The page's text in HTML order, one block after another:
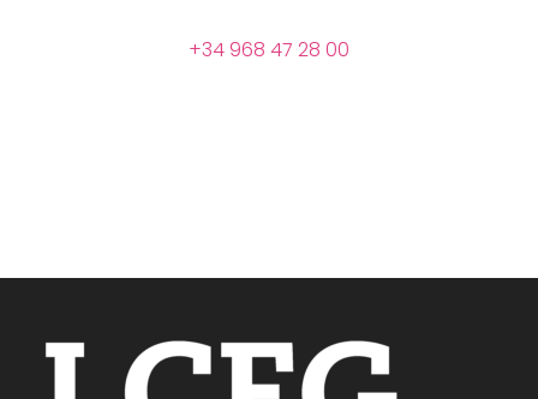
+34 968 47 28 00